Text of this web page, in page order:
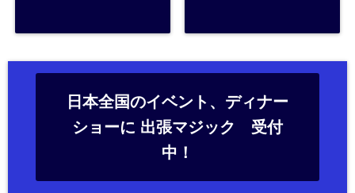
日本全国のイベント、ディナー
ショーに 出張マジック 受付
中！